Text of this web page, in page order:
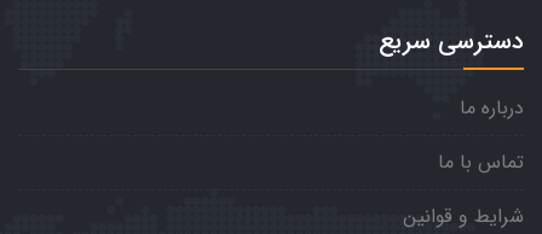
دسترسی سریع
درباره ما
تماس با ما
شرایط و قوانین